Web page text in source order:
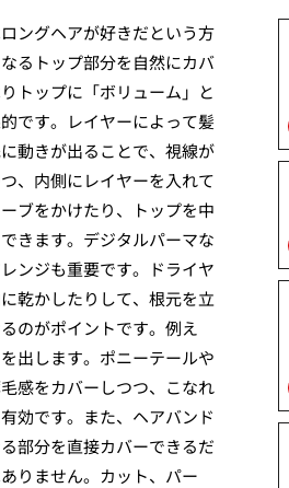
ングヘアが好きだという方
るトップ部分を自然にカバ
トップに「ボリューム」と
です。レイヤーによって髪
動きが出ることで、視線が
、内側にレイヤーを入れて
ブをかけたり、トップを中
きます。デジタルパーマな
ンジも重要です。ドライヤ
乾かしたりして、根元を立
のがポイントです。例え
出します。ポニーテールや
感をカバーしつつ、こなれ
効です。また、ヘアバンド
部分を直接カバーできるだ
りません。カット、パー